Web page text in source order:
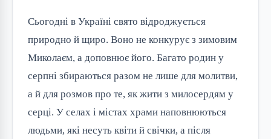
Сьогодні в Україні свято відроджується
природно й щиро. Воно не конкурує з зимовим
Миколаєм, а доповнює його. Багато родин у
серпні збираються разом не лише для молитви,
а й для розмов про те, як жити з милосердям у
серці. У селах і містах храми наповнюються
людьми, які несуть квіти й свічки, а після